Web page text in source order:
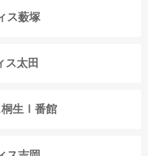
ス薮塚
ス太田
桐生Ⅰ番館